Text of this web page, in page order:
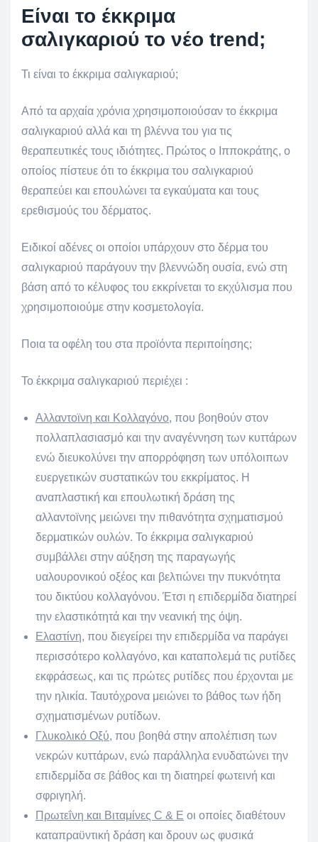
Είναι το έκκριμα
σαλιγκαριού το νέο trend;
Τι είναι το έκκριμα σαλιγκαριού;
Από τα αρχαία χρόνια χρησιμοποιούσαν το έκκριμα
σαλιγκαριού αλλά και τη βλέννα του για τις
θεραπευτικές τους ιδιότητες. Πρώτος ο Ιπποκράτης, ο
οποίος πίστευε ότι το έκκριμα του σαλιγκαριού
θεραπεύει και επουλώνει τα εγκαύματα και τους
ερεθισμούς του δέρματος.
Ειδικοί αδένες οι οποίοι υπάρχουν στο δέρμα του
σαλιγκαριού παράγουν την βλεννώδη ουσία, ενώ στη
βάση από το κέλυφος του εκκρίνεται το εκχύλισμα που
χρησιμοποιούμε στην κοσμετολογία.
Ποια τα οφέλη του στα προϊόντα περιποίησης;
Το έκκριμα σαλιγκαριού περιέχει :
Αλλαντοϊνη και Κολλαγόνο, που βοηθούν στον
πολλαπλασιασμό και την αναγέννηση των κυττάρων
ενώ διευκολύνει την απορρόφηση των υπόλοιπων
ευεργετικών συστατικών του εκκρίματος. Η
αναπλαστική και επουλωτική δράση της
αλλαντοϊνης μειώνει την πιθανότητα σχηματισμού
δερματικών ουλών. Το έκκριμα σαλιγκαριού
συμβάλλει στην αύξηση της παραγωγής
υαλουρονικού οξέος και βελτιώνει την πυκνότητα
του δικτύου κολλαγόνου. Έτσι η επιδερμίδα διατηρεί
την ελαστικότητά και την νεανική της όψη.
Ελαστίνη, που διεγείρει την επιδερμίδα να παράγει
περισσότερο κολλαγόνο, και καταπολεμά τις ρυτίδες
εκφράσεως, και τις πρώτες ρυτίδες που έρχονται με
την ηλικία. Ταυτόχρονα μειώνει το βάθος των ήδη
σχηματισμένων ρυτίδων.
Γλυκολικό Οξύ, που βοηθά στην απολέπιση των
νεκρών κυττάρων, ενώ παράλληλα ενυδατώνει την
επιδερμίδα σε βάθος και τη διατηρεί φωτεινή και
σφριγηλή.
Πρωτεΐνη και Βιταμίνες C & E οι οποίες διαθέτουν
καταπραϋντική δράση και δρουν ως φυσικά